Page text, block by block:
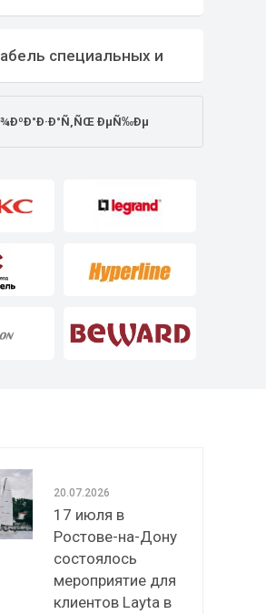
специальных и
ÐµÑ‰Ðµ
20.07.2026
17 июля в
Ростове-на-Дону
состоялось
мероприятие для
клиентов Layta в